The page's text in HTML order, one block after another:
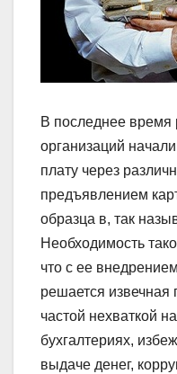
В последнее время
организаций
плату через
предъявлением
образца в, так
Необходимость
что с ее
решается извечная
частой нехваткой
бухгалтериях,
выдаче денег,